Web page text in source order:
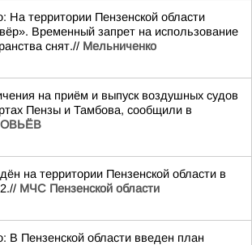
На территории Пензенской области
Временный запрет на использование
снят.// Мельниченко
на приём и выпуск воздушных судов
Пензы и Тамбова, сообщили в
на территории Пензенской области в
МЧС Пензенской области
В Пензенской области введен план